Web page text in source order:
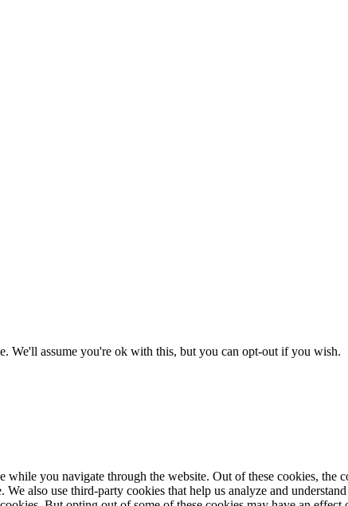
We'll assume you're ok with this, but you can opt-out if you wish.
you navigate through the website. Out of these cookies, the
also use third-party cookies that help us analyze and